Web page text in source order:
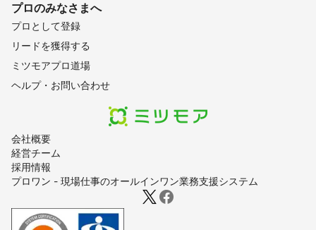
会社概要
経営チーム
採用情報
プロワン - 現場仕事のオールインワン業務支援システム
プロのみなさまへ
プロとして登録
リードを獲得する
ミツモアプロ道場
ヘルプ・お問い合わせ